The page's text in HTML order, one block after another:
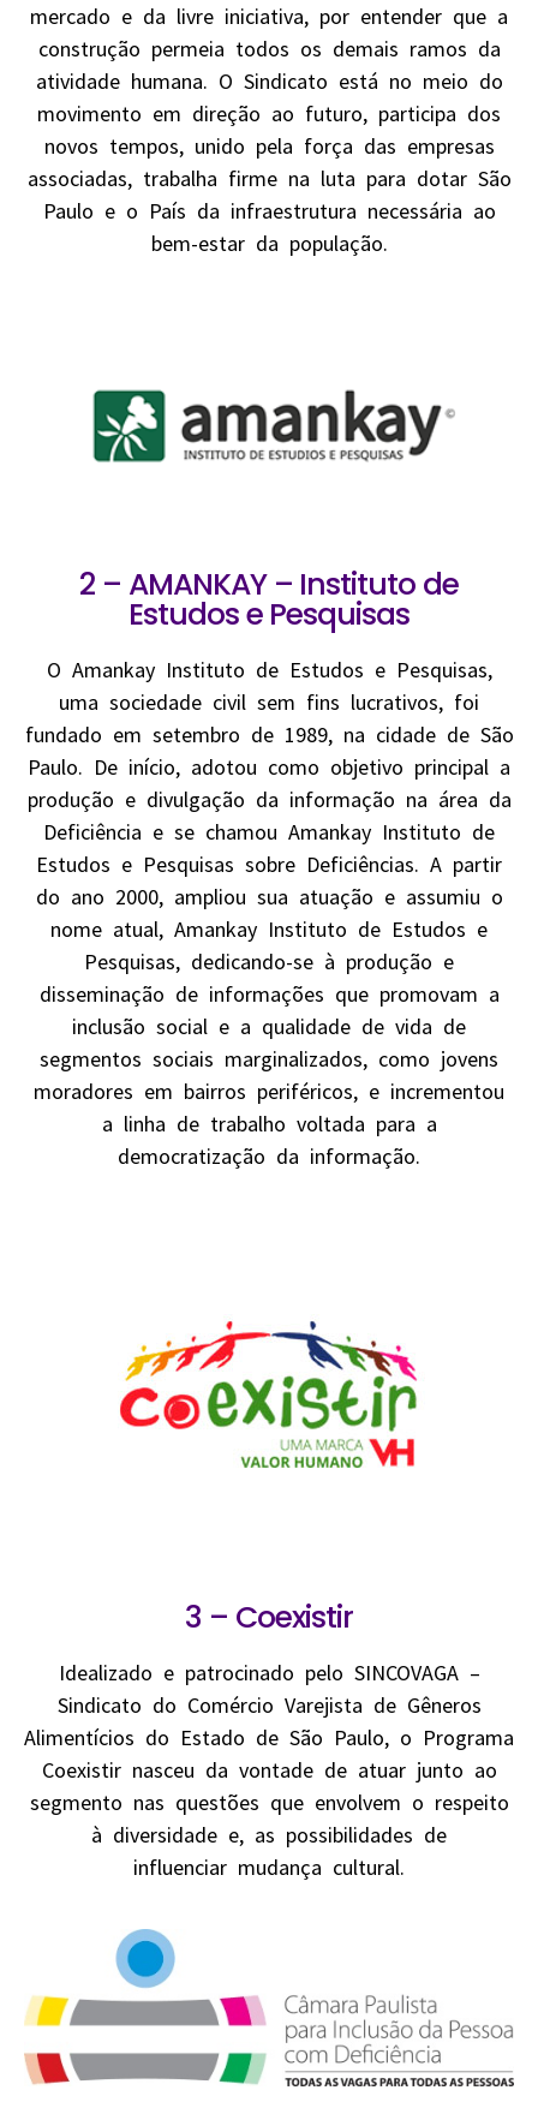
mercado e da livre iniciativa, por entender que a
construção permeia todos os demais ramos da
atividade humana. O Sindicato está no meio do
movimento em direção ao futuro, participa dos
novos tempos, unido pela força das empresas
associadas, trabalha firme na luta para dotar São
Paulo e o País da infraestrutura necessária ao
bem-estar da população.
2 – AMANKAY – Instituto de
Estudos e Pesquisas
O Amankay Instituto de Estudos e Pesquisas,
uma sociedade civil sem fins lucrativos, foi
fundado em setembro de 1989, na cidade de São
Paulo. De início, adotou como objetivo principal a
produção e divulgação da informação na área da
Deficiência e se chamou Amankay Instituto de
Estudos e Pesquisas sobre Deficiências. A partir
do ano 2000, ampliou sua atuação e assumiu o
nome atual, Amankay Instituto de Estudos e
Pesquisas, dedicando-se à produção e
disseminação de informações que promovam a
inclusão social e a qualidade de vida de
segmentos sociais marginalizados, como jovens
moradores em bairros periféricos, e incrementou
a linha de trabalho voltada para a
democratização da informação.
3 – Coexistir
Idealizado e patrocinado pelo SINCOVAGA –
Sindicato do Comércio Varejista de Gêneros
Alimentícios do Estado de São Paulo, o Programa
Coexistir nasceu da vontade de atuar junto ao
segmento nas questões que envolvem o respeito
à diversidade e, as possibilidades de
influenciar mudança cultural.